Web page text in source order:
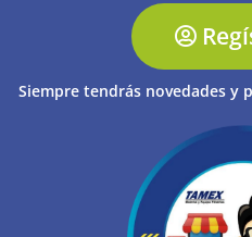
Siempre tendrás novedades y